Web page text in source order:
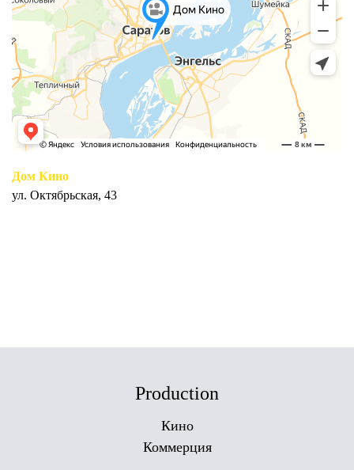
Дом Кино
ул. Октябрьская, 43
Production
Кино
Коммерция